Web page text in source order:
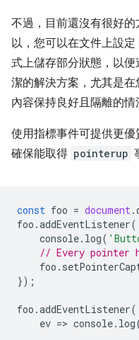
不過，目前還沒有很好
以，您可以在文件上設定
式上儲存部分狀態，以
潔的解決方案，尤其是在
內容保持良好且隔離的情
使用指標事件可提供更優
確保能取得 pointerup
const foo = document.
foo .addEventListener(
console. log(
// Every pointer
foo .
});
foo .addEventListener(
ev => console. log